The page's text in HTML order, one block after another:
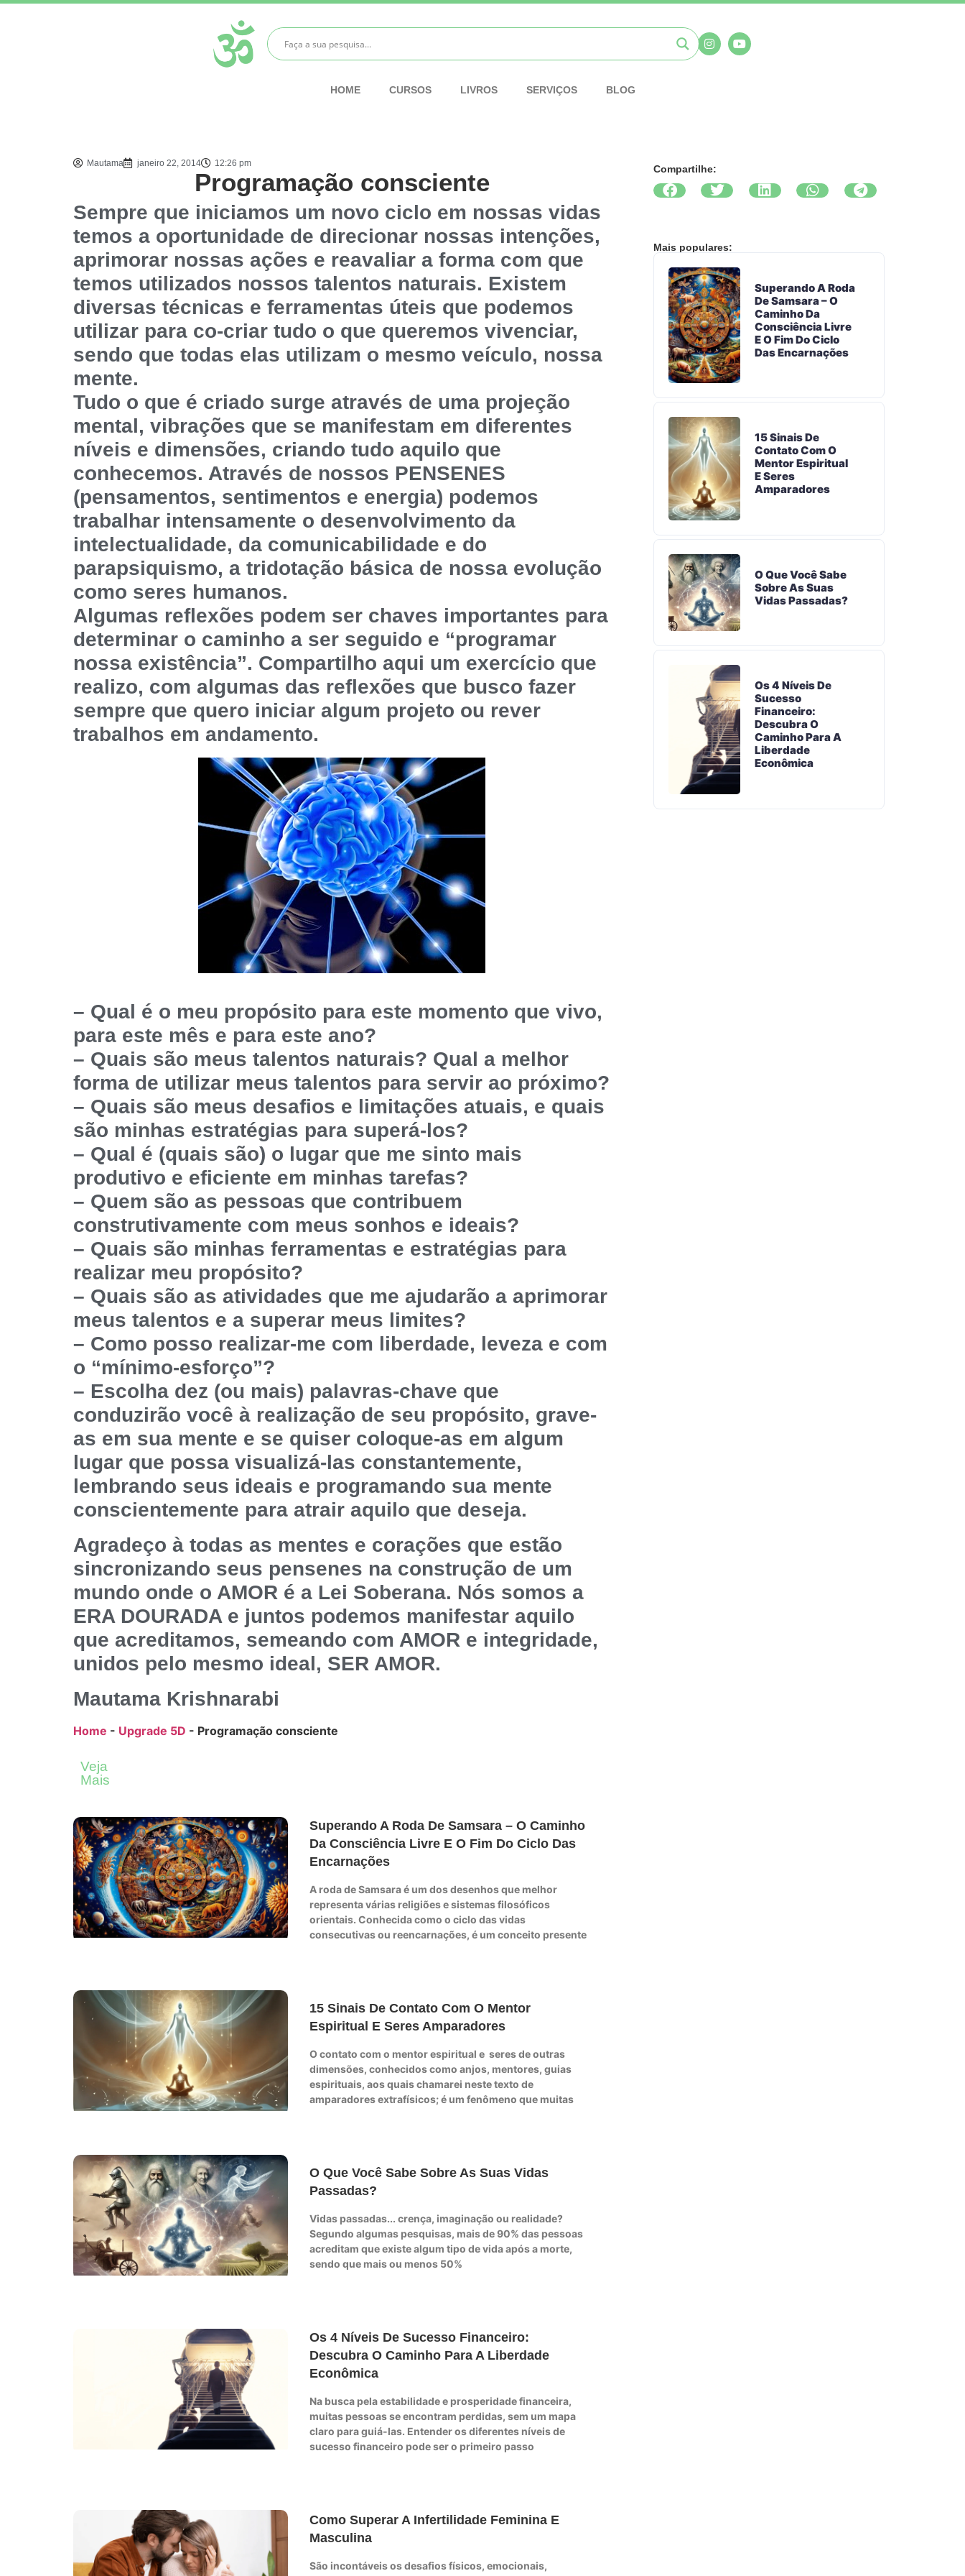
HOME CURSOS LIVROS SERVIÇOS BLOG
Mautama janeiro 22, 2014 12:26 pm
Programação consciente
Sempre que iniciamos um novo ciclo em nossas vidas
temos a oportunidade de direcionar nossas intenções,
aprimorar nossas ações e reavaliar a forma com que
temos utilizados nossos talentos naturais. Existem
diversas técnicas e ferramentas úteis que podemos
utilizar para co-criar tudo o que queremos vivenciar,
sendo que todas elas utilizam o mesmo veículo, nossa
mente.
Tudo o que é criado surge através de uma projeção
mental, vibrações que se manifestam em diferentes
níveis e dimensões, criando tudo aquilo que
conhecemos. Através de nossos PENSENES
(pensamentos, sentimentos e energia) podemos
trabalhar intensamente o desenvolvimento da
intelectualidade, da comunicabilidade e do
parapsiquismo, a tridotação básica de nossa evolução
como seres humanos.
Algumas reflexões podem ser chaves importantes para
determinar o caminho a ser seguido e “programar
nossa existência”. Compartilho aqui um exercício que
realizo, com algumas das reflexões que busco fazer
sempre que quero iniciar algum projeto ou rever
trabalhos em andamento.
– Qual é o meu propósito para este momento que vivo,
para este mês e para este ano?
– Quais são meus talentos naturais? Qual a melhor
forma de utilizar meus talentos para servir ao próximo?
– Quais são meus desafios e limitações atuais, e quais
são minhas estratégias para superá-los?
– Qual é (quais são) o lugar que me sinto mais
produtivo e eficiente em minhas tarefas?
– Quem são as pessoas que contribuem
construtivamente com meus sonhos e ideais?
– Quais são minhas ferramentas e estratégias para
realizar meu propósito?
– Quais são as atividades que me ajudarão a aprimorar
meus talentos e a superar meus limites?
– Como posso realizar-me com liberdade, leveza e com
o “mínimo-esforço”?
– Escolha dez (ou mais) palavras-chave que
conduzirão você à realização de seu propósito, grave-
as em sua mente e se quiser coloque-as em algum
lugar que possa visualizá-las constantemente,
lembrando seus ideais e programando sua mente
conscientemente para atrair aquilo que deseja.
Agradeço à todas as mentes e corações que estão
sincronizando seus pensenes na construção de um
mundo onde o AMOR é a Lei Soberana. Nós somos a
ERA DOURADA e juntos podemos manifestar aquilo
que acreditamos, semeando com AMOR e integridade,
unidos pelo mesmo ideal, SER AMOR.
Mautama Krishnarabi
Home - Upgrade 5D - Programação consciente
Veja
Mais
Superando A Roda De Samsara – O Caminho
Da Consciência Livre E O Fim Do Ciclo Das
Encarnações
A roda de Samsara é um dos desenhos que melhor
representa várias religiões e sistemas filosóficos
orientais. Conhecida como o ciclo das vidas
consecutivas ou reencarnações, é um conceito presente
15 Sinais De Contato Com O Mentor
Espiritual E Seres Amparadores
O contato com o mentor espiritual e seres de outras
dimensões, conhecidos como anjos, mentores, guias
espirituais, aos quais chamarei neste texto de
amparadores extrafísicos; é um fenômeno que muitas
O Que Você Sabe Sobre As Suas Vidas
Passadas?
Vidas passadas... crença, imaginação ou realidade?
Segundo algumas pesquisas, mais de 90% das pessoas
acreditam que existe algum tipo de vida após a morte,
sendo que mais ou menos 50%
Os 4 Níveis De Sucesso Financeiro:
Descubra O Caminho Para A Liberdade
Econômica
Na busca pela estabilidade e prosperidade financeira,
muitas pessoas se encontram perdidas, sem um mapa
claro para guiá-las. Entender os diferentes níveis de
sucesso financeiro pode ser o primeiro passo
Como Superar A Infertilidade Feminina E
Masculina
São incontáveis os desafios físicos, emocionais,
Compartilhe:
Mais populares:
Superando A Roda
De Samsara – O
Caminho Da
Consciência Livre
E O Fim Do Ciclo
Das Encarnações
15 Sinais De
Contato Com O
Mentor Espiritual
E Seres
Amparadores
O Que Você Sabe
Sobre As Suas
Vidas Passadas?
Os 4 Níveis De
Sucesso
Financeiro:
Descubra O
Caminho Para A
Liberdade
Econômica